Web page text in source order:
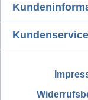
Kundenservice